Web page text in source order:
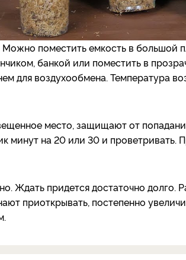
Можно поместить емкость в большой
банкой или поместить в
для воздухообмена. Температура
место, защищают от
минут на 20 или 30 и проветривать.
Ждать придется достаточно долго.
приоткрывать, постепенно